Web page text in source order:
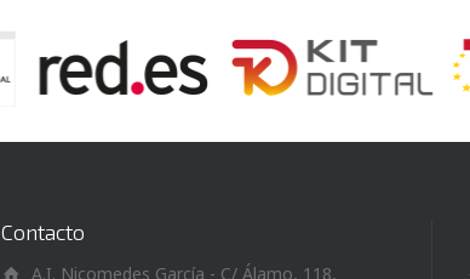
Contacto
A.I. Nicomedes García - C/ Álamo, 118,